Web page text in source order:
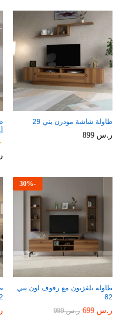
طاولة شاشة مودرن بني 29
ر.س
-
30%
طاولة تلفزيون مع رفوف لون بني
82
ر.س ر.س999